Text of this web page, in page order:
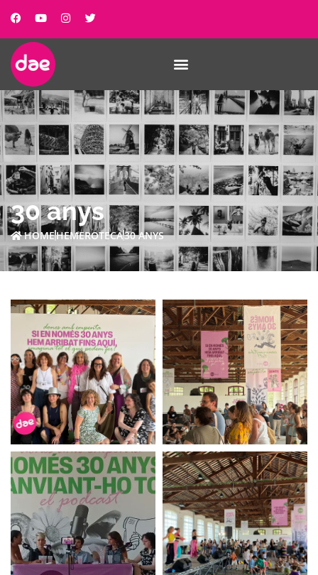
30 anys
HOMEHEMEROTECA30 ANYS